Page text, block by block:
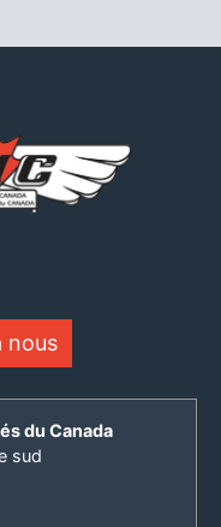
nous
du Canada
sud